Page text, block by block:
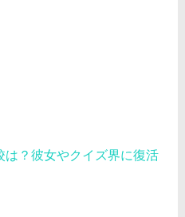
？彼女やクイズ界に復活